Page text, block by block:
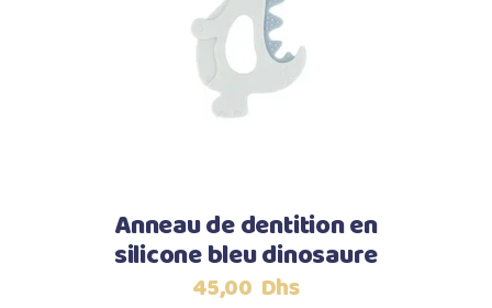
Ajouter au panier
Anneau de dentition en
silicone bleu dinosaure
45,00 Dhs